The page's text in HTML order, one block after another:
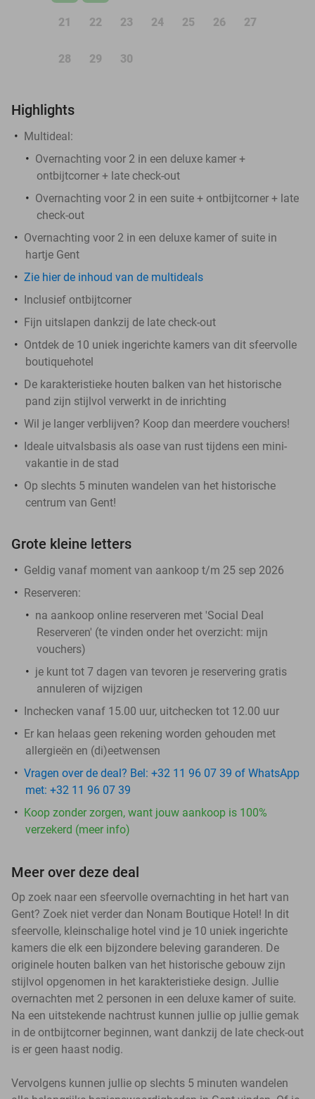
21 22 23 24 25 26 27
28 29 30
Highlights
Multideal:
Overnachting voor 2 in een deluxe kamer +
ontbijtcorner + late check-out
Overnachting voor 2 in een suite + ontbijtcorner + late
check-out
Overnachting voor 2 in een deluxe kamer of suite in
hartje Gent
Zie hier de inhoud van de multideals
Inclusief ontbijtcorner
Fijn uitslapen dankzij de late check-out
Ontdek de 10 uniek ingerichte kamers van dit sfeervolle
boutiquehotel
De karakteristieke houten balken van het historische
pand zijn stijlvol verwerkt in de inrichting
Wil je langer verblijven? Koop dan meerdere vouchers!
Ideale uitvalsbasis als oase van rust tijdens een mini-
vakantie in de stad
Op slechts 5 minuten wandelen van het historische
centrum van Gent!
Grote kleine letters
Geldig vanaf moment van aankoop t/m 25 sep 2026
Reserveren:
na aankoop online reserveren met 'Social Deal
Reserveren' (te vinden onder het overzicht: mijn
vouchers)
je kunt tot 7 dagen van tevoren je reservering gratis
annuleren of wijzigen
Inchecken vanaf 15.00 uur, uitchecken tot 12.00 uur
Er kan helaas geen rekening worden gehouden met
allergieën en (di)eetwensen
Vragen over de deal? Bel: +32 11 96 07 39 of WhatsApp
met: +32 11 96 07 39
Koop zonder zorgen, want jouw aankoop is 100%
verzekerd (meer info)
Meer over deze deal
Op zoek naar een sfeervolle overnachting in het hart van
Gent? Zoek niet verder dan Nonam Boutique Hotel! In dit
sfeervolle, kleinschalige hotel vind je 10 uniek ingerichte
kamers die elk een bijzondere beleving garanderen. De
originele houten balken van het historische gebouw zijn
stijlvol opgenomen in het karakteristieke design. Jullie
overnachten met 2 personen in een deluxe kamer of suite.
Na een uitstekende nachtrust kunnen jullie op jullie gemak
in de ontbijtcorner beginnen, want dankzij de late check-out
is er geen haast nodig.
Vervolgens kunnen jullie op slechts 5 minuten wandelen